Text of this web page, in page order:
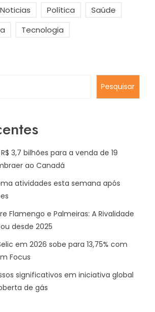
Noticias Política
Saúde
Tecnologia
Pesquisar
3,7 bilhões para a venda de 19
ao Canadá
atividades esta semana após
Flamengo e Palmeiras: A Rivalidade
desde 2025
em 2026 sobe para 13,75% com
Focus
significativos em iniciativa global
de gás